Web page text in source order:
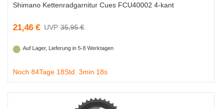
Shimano Kettenradgarnitur Cues FCU40002 4-kant
21,46 € 35,95 €
Auf Lager, Lieferung in 5-8 Werktagen
Noch 84Tage 18Std. 3min 18s